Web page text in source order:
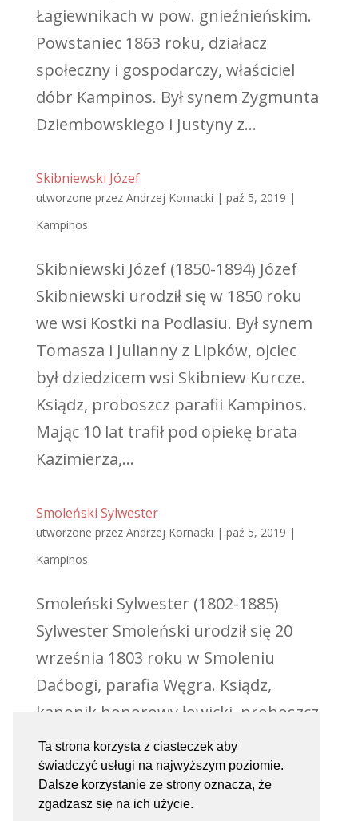
Ta strona korzysta z ciasteczek aby
świadczyć usługi na najwyższym poziomie.
Dalsze korzystanie ze strony oznacza, że
zgadzasz się na ich użycie.
Łagiewnikach w pow. gnieźnieńskim.
Powstaniec 1863 roku, działacz
społeczny i gospodarczy, właściciel
dóbr Kampinos. Był synem Zygmunta
Dziembowskiego i Justyny z...
Skibniewski Józef
utworzone przez Andrzej Kornacki | paź 5, 2019 |
Kampinos
Skibniewski Józef (1850-1894) Józef
Skibniewski urodził się w 1850 roku
we wsi Kostki na Podlasiu. Był synem
Tomasza i Julianny z Lipków, ojciec
był dziedzicem wsi Skibniew Kurcze.
Ksiądz, proboszcz parafii Kampinos.
Mając 10 lat trafił pod opiekę brata
Kazimierza,...
Smoleński Sylwester
utworzone przez Andrzej Kornacki | paź 5, 2019 |
Kampinos
Smoleński Sylwester (1802-1885)
Sylwester Smoleński urodził się 20
września 1803 roku w Smoleniu
Daćbogi, parafia Węgra. Ksiądz,
kanonik honorowy łowicki, proboszcz
parafii Kampinos. Był synem
Mateusza i Franciszki ze Smoleńskich.
Ojciec był dziedzicem majątku